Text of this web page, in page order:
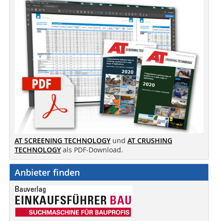
AT SCREENING TECHNOLOGY und AT CRUSHING
TECHNOLOGY als PDF-Download.
Anbieter finden